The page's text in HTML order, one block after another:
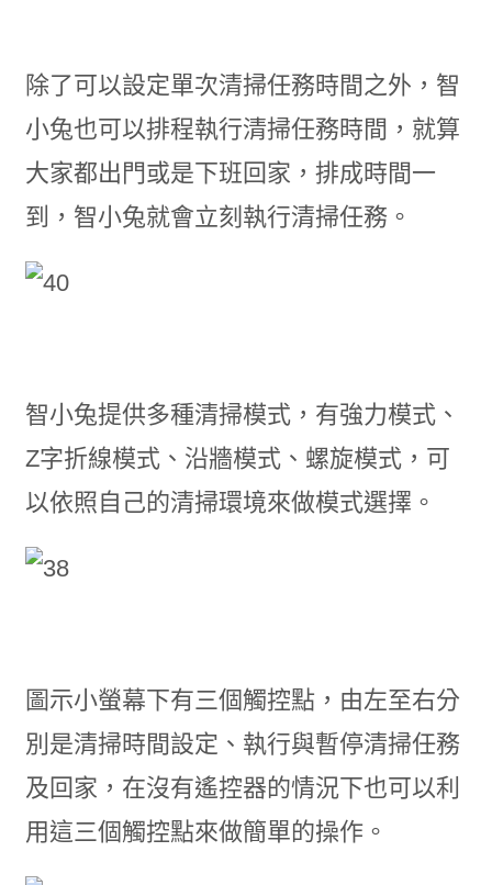
除了可以設定單次清掃任務時間之外，智
小兔也可以排程執行清掃任務時間，就算
大家都出門或是下班回家，排成時間一
到，智小兔就會立刻執行清掃任務。
智小兔提供多種清掃模式，有強力模式、
Z字折線模式、沿牆模式、螺旋模式，可
以依照自己的清掃環境來做模式選擇。
圖示小螢幕下有三個觸控點，由左至右分
別是清掃時間設定、執行與暫停清掃任務
及回家，在沒有遙控器的情況下也可以利
用這三個觸控點來做簡單的操作。